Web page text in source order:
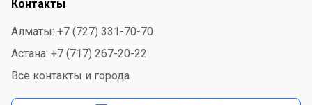
Контакты
Алматы: +7 (727) 331-70-70
Астана: +7 (717) 267-20-22
Все контакты и города